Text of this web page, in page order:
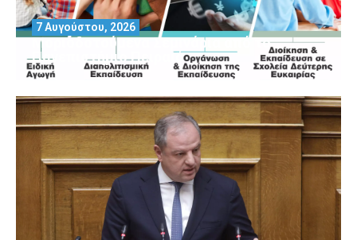
Μοριοδοτούμενα Σεμινάρια από το
Πανεπιστήμιο Πειραιά
7 Αυγούστου, 2026